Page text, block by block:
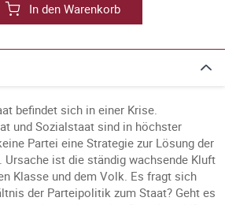
In den Warenkorb
befindet sich in einer Krise.
und Sozialstaat sind in höchster
Partei eine Strategie zur Lösung der
Ursache ist die ständig wachsende Kluft
Klasse und dem Volk. Es fragt sich
der Parteipolitik zum Staat? Geht es